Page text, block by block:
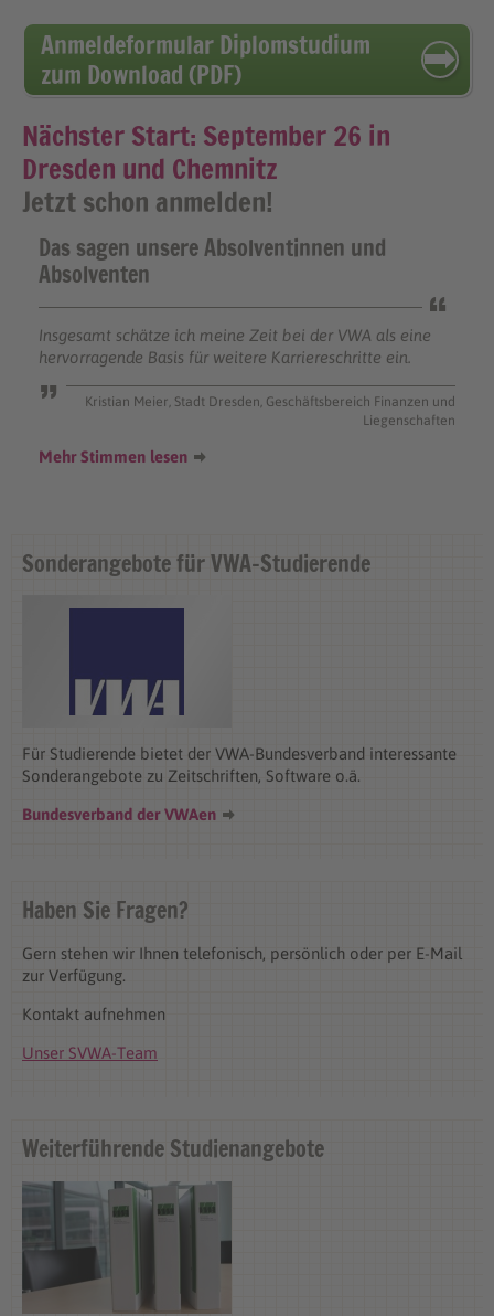
Anmeldeformular Diplomstudium
zum Download (PDF)
Nächster Start: September 26 in
Dresden und Chemnitz
Jetzt schon anmelden!
Das sagen unsere Absolventinnen und
Absolventen
Insgesamt schätze ich meine Zeit bei der VWA als eine
hervorragende Basis für weitere Karriereschritte ein.
Kristian Meier, Stadt Dresden, Geschäftsbereich Finanzen und
Liegenschaften
Mehr Stimmen lesen
Sonderangebote für VWA-Studierende
Für Studierende bietet der VWA-Bundesverband interessante
Sonderangebote zu Zeitschriften, Software o.ä.
Bundesverband der VWAen
Haben Sie Fragen?
Gern stehen wir Ihnen telefonisch, persönlich oder per E-Mail
zur Verfügung.
Kontakt aufnehmen
Unser SVWA-Team
Weiterführende Studienangebote